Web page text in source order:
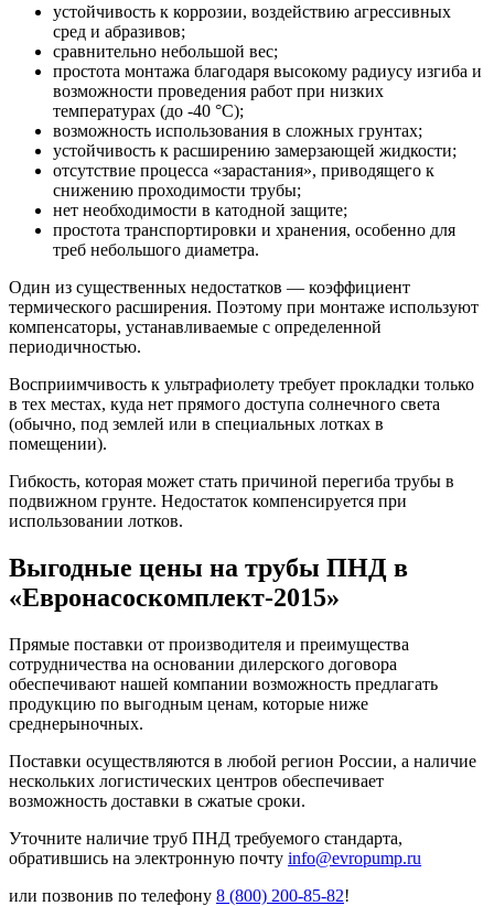
устойчивость к коррозии, воздействию агрессивных
сред и абразивов;
сравнительно небольшой вес;
простота монтажа благодаря высокому радиусу изгиба и
возможности проведения работ при низких
температурах (до -40 °C);
возможность использования в сложных грунтах;
устойчивость к расширению замерзающей жидкости;
отсутствие процесса «зарастания», приводящего к
снижению проходимости трубы;
нет необходимости в катодной защите;
простота транспортировки и хранения, особенно для
треб небольшого диаметра.
Один из существенных недостатков — коэффициент
термического расширения. Поэтому при монтаже используют
компенсаторы, устанавливаемые с определенной
периодичностью.
Восприимчивость к ультрафиолету требует прокладки только
в тех местах, куда нет прямого доступа солнечного света
(обычно, под землей или в специальных лотках в
помещении).
Гибкость, которая может стать причиной перегиба трубы в
подвижном грунте. Недостаток компенсируется при
использовании лотков.
Выгодные цены на трубы ПНД в
«Евронасоскомплект-2015»
Прямые поставки от производителя и преимущества
сотрудничества на основании дилерского договора
обеспечивают нашей компании возможность предлагать
продукцию по выгодным ценам, которые ниже
среднерыночных.
Поставки осуществляются в любой регион России, а наличие
нескольких логистических центров обеспечивает
возможность доставки в сжатые сроки.
Уточните наличие труб ПНД требуемого стандарта,
обратившись на электронную почту info@evropump.ru
или позвонив по телефону 8 (800) 200-85-82!